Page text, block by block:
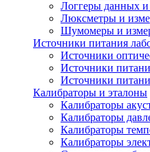
Логгеры данных
Люксметры и
Шумомеры и
Источники питания
Источники
Источники
Источники
Калибраторы и эталоны
Калибраторы
Калибраторы
Калибраторы
Калибраторы